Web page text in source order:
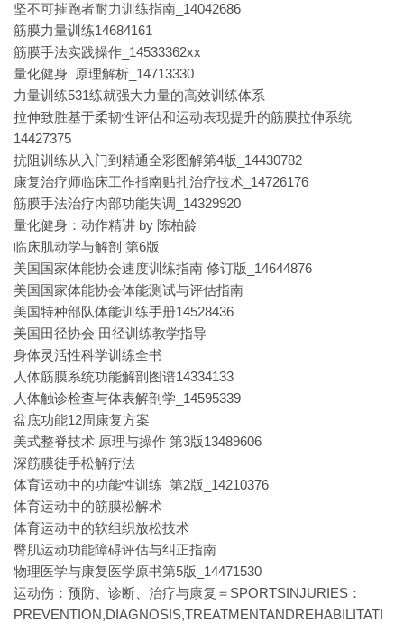
坚不可摧跑者耐力训练指南_14042686
筋膜力量训练14684161
筋膜手法实践操作_14533362xx
量化健身 原理解析_14713330
力量训练531练就强大力量的高效训练体系
拉伸致胜基于柔韧性评估和运动表现提升的筋膜拉伸系统
14427375
抗阻训练从入门到精通全彩图解第4版_14430782
康复治疗师临床工作指南贴扎治疗技术_14726176
筋膜手法治疗内部功能失调_14329920
量化健身：动作精讲 by 陈柏龄
临床肌动学与解剖 第6版
美国国家体能协会速度训练指南 修订版_14644876
美国国家体能协会体能测试与评估指南
美国特种部队体能训练手册14528436
美国田径协会 田径训练教学指导
身体灵活性科学训练全书
人体筋膜系统功能解剖图谱14334133
人体触诊检查与体表解剖学_14595339
盆底功能12周康复方案
美式整脊技术 原理与操作 第3版13489606
深筋膜徒手松解疗法
体育运动中的功能性训练 第2版_14210376
体育运动中的筋膜松解术
体育运动中的软组织放松技术
臀肌运动功能障碍评估与纠正指南
物理医学与康复医学原书第5版_14471530
运动伤：预防、诊断、治疗与康复＝SPORTSINJURIES：
PREVENTION,DIAGNOSIS,TREATMENTANDREHABILITATI